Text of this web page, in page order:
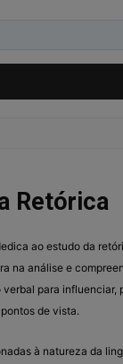
Retórica
ao estudo da
na análise e
para influenciar,
de vista.
à natureza da